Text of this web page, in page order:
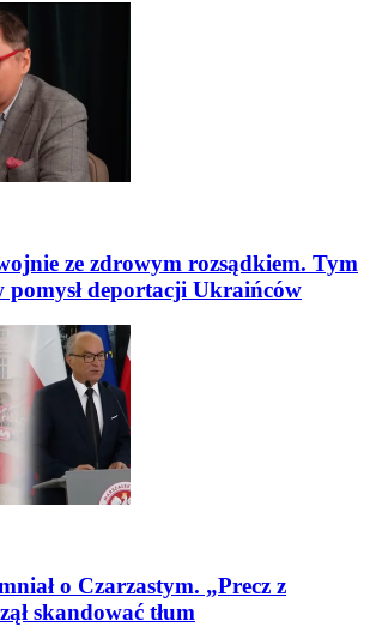
ze zdrowym rozsądkiem. Tym
pomysł deportacji Ukraińców
o Czarzastym. „Precz z
skandować tłum